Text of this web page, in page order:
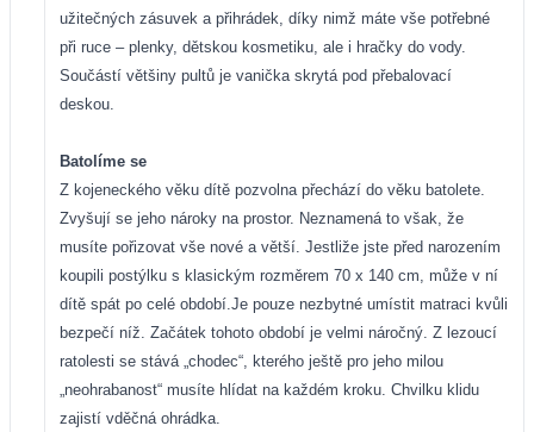
užitečných zásuvek a přihrádek, díky nimž máte vše potřebné
při ruce – plenky, dětskou kosmetiku, ale i hračky do vody.
Součástí většiny pultů je vanička skrytá pod přebalovací
deskou.
Batolíme se
Z kojeneckého věku dítě pozvolna přechází do věku batolete.
Zvyšují se jeho nároky na prostor. Neznamená to však, že
musíte pořizovat vše nové a větší. Jestliže jste před narozením
koupili postýlku s klasickým rozměrem 70 x 140 cm, může v ní
dítě spát po celé období.Je pouze nezbytné umístit matraci kvůli
bezpečí níž. Začátek tohoto období je velmi náročný. Z lezoucí
ratolesti se stává „chodec“, kterého ještě pro jeho milou
„neohrabanost“ musíte hlídat na každém kroku. Chvilku klidu
zajistí vděčná ohrádka.